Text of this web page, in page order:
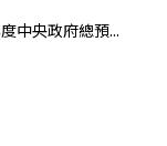
中央政府總預...